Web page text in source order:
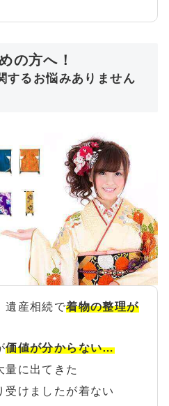
の方へ！
するお悩みありません
遺産相続で着物の整理が
価値が分からない…
量に出てきた
受けましたが着ない